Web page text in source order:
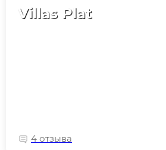
Villas Plat
4 отзыва